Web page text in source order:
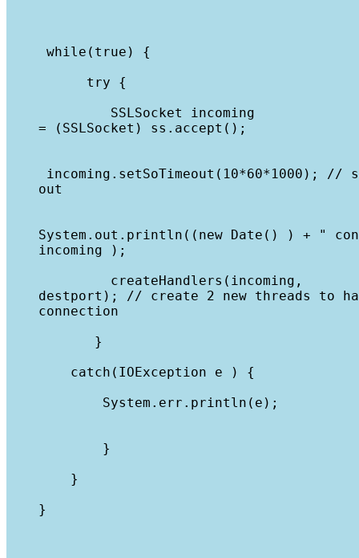
     while(true) {
          try {
             SSLSocket incoming
    = (SSLSocket) ss.accept();
incoming.setSoTimeout(10*60*1000); //
    out
System.out.println((new Date() ) + "
    incoming );
             createHandlers(incoming,
destport); // create 2 new threads to
    connection
           }
        catch(IOException e ) {
            System.err.println(e);
            }
        }
    }